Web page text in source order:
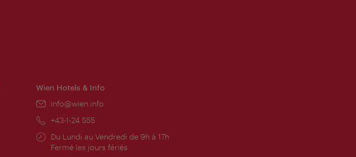
Wien Hotels & Info
E-
info@wien.info
Téléphone:
+43-1-24 555
Horaires
d'ouverture:
Du Lundi au Vendredi de 9h à 17h
Fermé les jours fériés